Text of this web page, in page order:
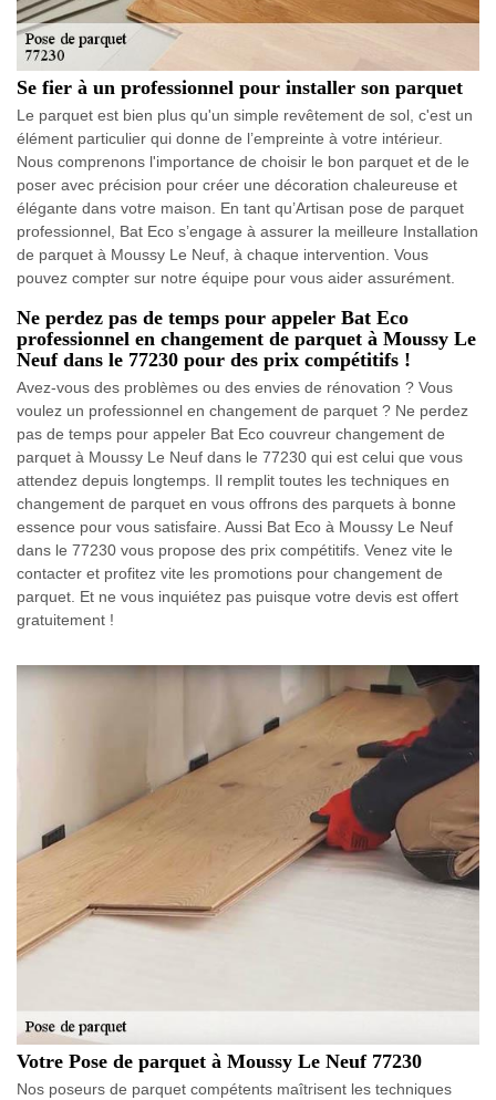
Se fier à un professionnel pour installer son parquet
Le parquet est bien plus qu'un simple revêtement de sol, c'est un
élément particulier qui donne de l’empreinte à votre intérieur.
Nous comprenons l'importance de choisir le bon parquet et de le
poser avec précision pour créer une décoration chaleureuse et
élégante dans votre maison. En tant qu’Artisan pose de parquet
professionnel, Bat Eco s’engage à assurer la meilleure Installation
de parquet à Moussy Le Neuf, à chaque intervention. Vous
pouvez compter sur notre équipe pour vous aider assurément.
Ne perdez pas de temps pour appeler Bat Eco
professionnel en changement de parquet à Moussy Le
Neuf dans le 77230 pour des prix compétitifs !
Avez-vous des problèmes ou des envies de rénovation ? Vous
voulez un professionnel en changement de parquet ? Ne perdez
pas de temps pour appeler Bat Eco couvreur changement de
parquet à Moussy Le Neuf dans le 77230 qui est celui que vous
attendez depuis longtemps. Il remplit toutes les techniques en
changement de parquet en vous offrons des parquets à bonne
essence pour vous satisfaire. Aussi Bat Eco à Moussy Le Neuf
dans le 77230 vous propose des prix compétitifs. Venez vite le
contacter et profitez vite les promotions pour changement de
parquet. Et ne vous inquiétez pas puisque votre devis est offert
gratuitement !
Votre Pose de parquet à Moussy Le Neuf 77230
Nos poseurs de parquet compétents maîtrisent les techniques